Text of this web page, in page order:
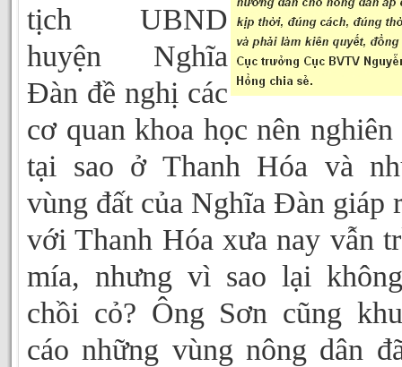
tịch UBND
huyện Nghĩa
Đàn đề nghị các
cơ quan khoa học nên nghiên
tại sao ở Thanh Hóa và
vùng đất của Nghĩa Đàn giáp
với Thanh Hóa xưa nay vẫn
mía, nhưng vì sao lại
chồi cỏ? Ông Sơn cũng
cáo những vùng nông dân